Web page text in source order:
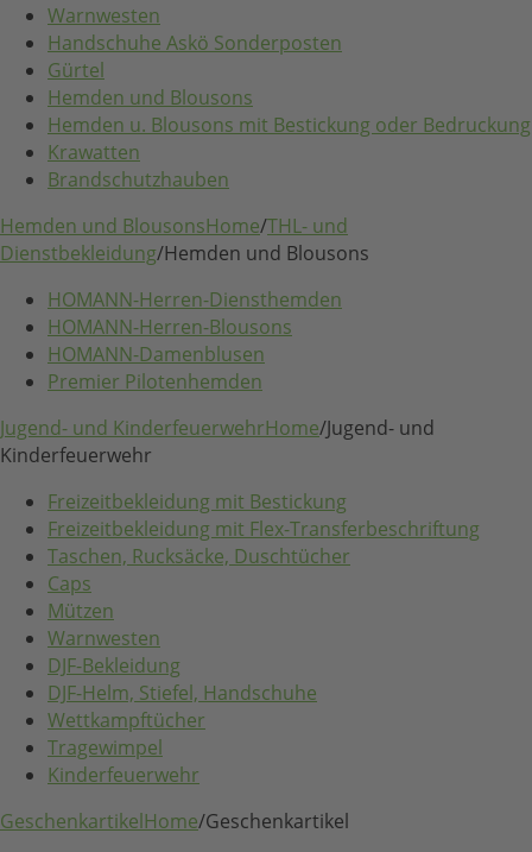
Warnwesten
Handschuhe Askö Sonderposten
Gürtel
Hemden und Blousons
Hemden u. Blousons mit Bestickung oder Bedruckung
Krawatten
Brandschutzhauben
Hemden und BlousonsHome/THL- und
Dienstbekleidung/Hemden und Blousons
HOMANN-Herren-Diensthemden
HOMANN-Herren-Blousons
HOMANN-Damenblusen
Premier Pilotenhemden
Jugend- und KinderfeuerwehrHome/Jugend- und
Kinderfeuerwehr
Freizeitbekleidung mit Bestickung
Freizeitbekleidung mit Flex-Transferbeschriftung
Taschen, Rucksäcke, Duschtücher
Caps
Mützen
Warnwesten
DJF-Bekleidung
DJF-Helm, Stiefel, Handschuhe
Wettkampftücher
Tragewimpel
Kinderfeuerwehr
GeschenkartikelHome/Geschenkartikel